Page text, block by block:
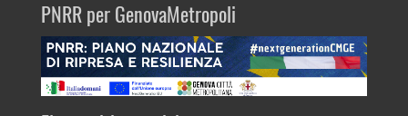
PNRR per GenovaMetropoli